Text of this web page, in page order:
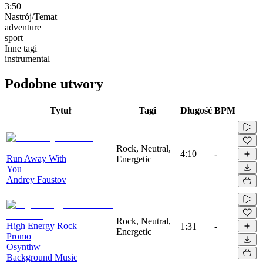
3:50
Nastrój/Temat
adventure
sport
Inne tagi
instrumental
Podobne utwory
Tytuł Tagi Długość BPM
Run Away With
You
Andrey Faustov
Rock, Neutral,
Energetic
4:10 -
High Energy Rock
Promo
Osynthw
Background Music
Rock, Neutral,
Energetic
1:31 -